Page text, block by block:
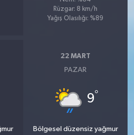
Rüzgar: 8 km/h
Yağış Olasılığı: %89
22 MART
PAZAR
9°
Bölgesel düzensiz yağmur